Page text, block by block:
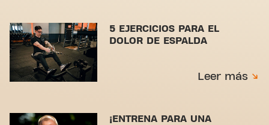
5 EJERCICIOS PARA EL
DOLOR DE ESPALDA
Leer más
¡ENTRENA PARA UNA